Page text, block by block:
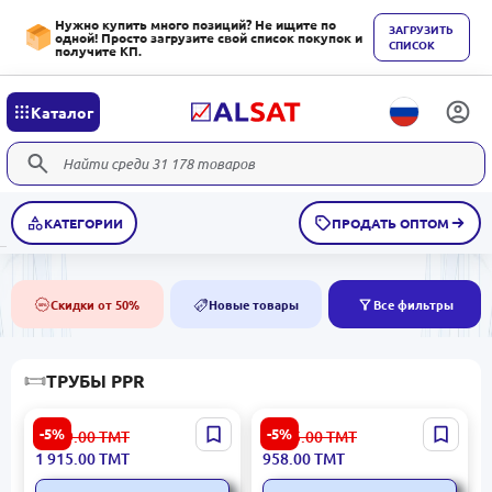
Нужно купить много позиций? Не ищите по
одной! Просто загрузите свой список покупок и
получите КП.
ЗАГРУЗИТЬ
СПИСОК
Каталог
КАТЕГОРИИ ПРОДАТЬ ОПТОМ
50% Скидки от 50% NEW Новые товары Все фильтры
ТРУБЫ PPR
-5%
Белая PPR 32×4,4 PN20 4
м | Полипропиленовая
труба (в коробке 120 м)
2 029.00ТМТ
1 915.00ТМТ
-5%
2-й сорт 25×3,5 мм | Труба
PPR (в коробке 160 м)
1 015.00ТМТ
958.00ТМТ